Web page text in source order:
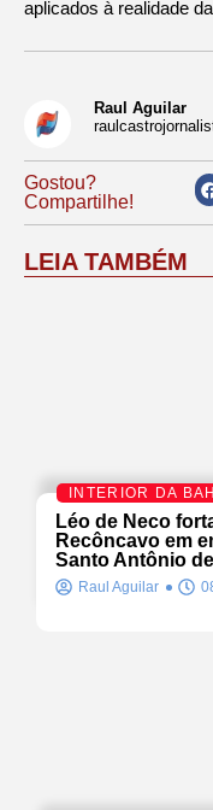
aplicados à realidade
Raul Aguilar
Gostou?
Compartilhe!
LEIA TAMBÉM
INTERIOR DA
Léo de Neco
Recôncavo em
Santo Antônio
Raul Aguilar